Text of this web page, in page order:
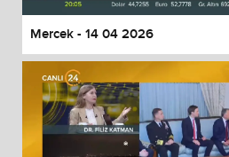
Mercek - 14 04 2026